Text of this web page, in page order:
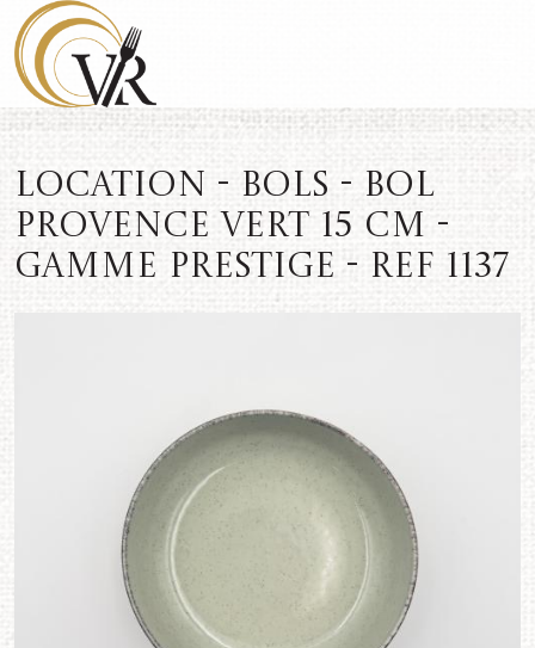
Location - Bols - Bol
Provence Vert 15 cm -
Gamme Prestige - REF 1137